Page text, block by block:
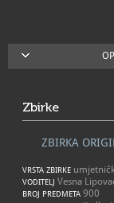
Zbirke
ZBIRKA
VRSTA ZBIRKE
VODITELJ Vesna
BROJ PREDMETA 900